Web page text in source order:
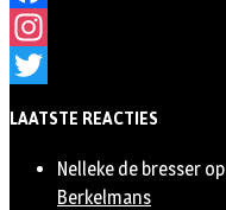
Facebook
Instagram
LAATSTE REACTIES
Nelleke de bresser op
Berkelmans